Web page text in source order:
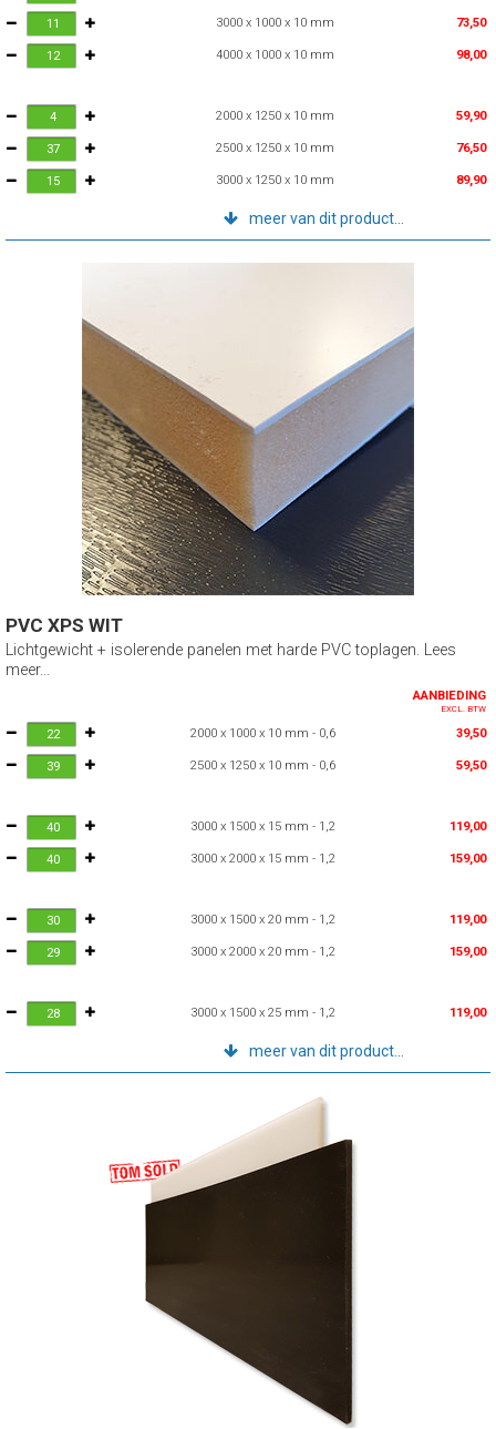
3000 x 1000 x 10 mm 73,50
4000 x 1000 x 10 mm 98,00
2000 x 1250 x 10 mm 59,90
2500 x 1250 x 10 mm 76,50
3000 x 1250 x 10 mm 89,90
meer van dit product...
PVC XPS WIT
Lichtgewicht + isolerende panelen met harde PVC toplagen. Lees
meer...
AANBIEDING
EXCL. BTW
2000 x 1000 x 10 mm - 0,6 39,50
2500 x 1250 x 10 mm - 0,6 59,50
3000 x 1500 x 15 mm - 1,2 119,00
3000 x 2000 x 15 mm - 1,2 159,00
3000 x 1500 x 20 mm - 1,2 119,00
3000 x 2000 x 20 mm - 1,2 159,00
3000 x 1500 x 25 mm - 1,2 119,00
meer van dit product...